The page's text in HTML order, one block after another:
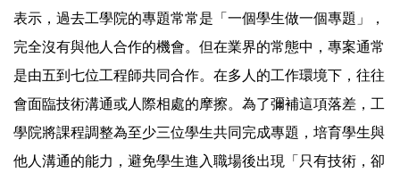
表示，過去工學院的專題常常是「一個學生做一個專題」，
完全沒有與他人合作的機會。但在業界的常態中，專案通常
是由五到七位工程師共同合作。在多人的工作環境下，往往
會面臨技術溝通或人際相處的摩擦。為了彌補這項落差，工
學院將課程調整為至少三位學生共同完成專題，培育學生與
他人溝通的能力，避免學生進入職場後出現「只有技術，卻